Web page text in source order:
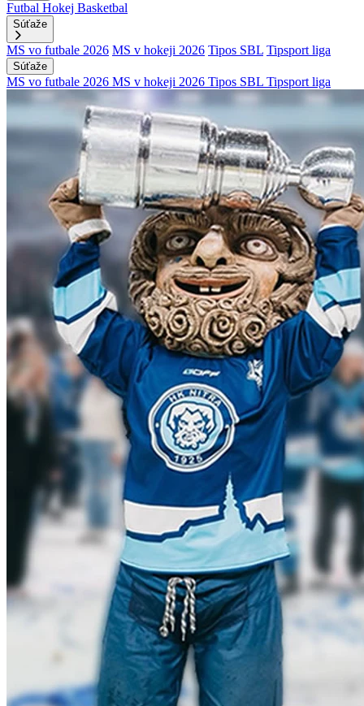
Futbal Hokej Basketbal
Súťaže
MS vo futbale 2026 MS v hokeji 2026 Tipos SBL Tipsport liga
Súťaže
MS vo futbale 2026 MS v hokeji 2026 Tipos SBL Tipsport liga